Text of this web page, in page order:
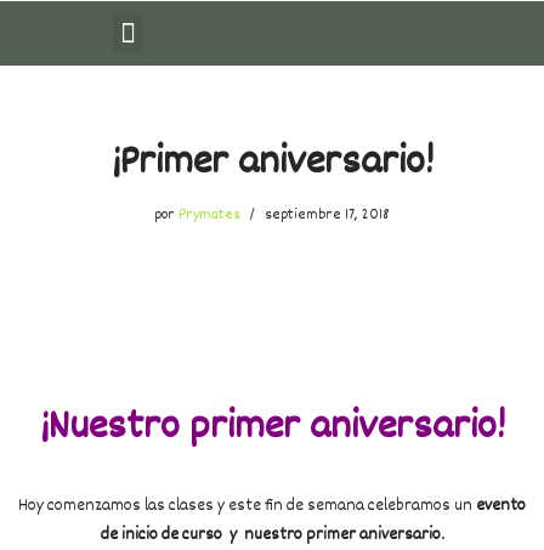
Saltar
¡Primer aniversario!
por Prymates septiembre 17, 2018
¡Nuestro primer aniversario!
Hoy comenzamos las clases y este fin de semana celebramos un evento
de inicio de curso y nuestro primer aniversario.